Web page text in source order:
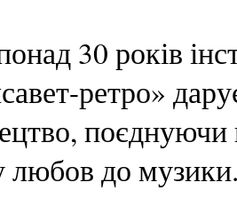
30 років
ретро»
поєднуючи
до